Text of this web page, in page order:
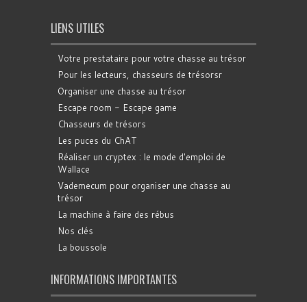
LIENS UTILES
Votre prestataire pour votre chasse au trésor
Pour les lecteurs, chasseurs de trésorsr
Organiser une chasse au trésor
Escape room - Escape game
Chasseurs de trésors
Les puces du ChAT
Réaliser un cryptex : le mode d'emploi de
Wallace
Vademecum pour organiser une chasse au
trésor
La machine à faire des rébus
Nos clés
La boussole
INFORMATIONS IMPORTANTES